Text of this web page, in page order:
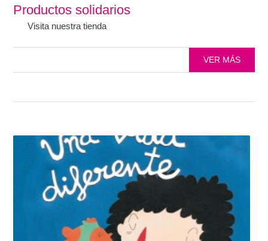
Productos solidarios
Visita nuestra tienda
VER MÁS